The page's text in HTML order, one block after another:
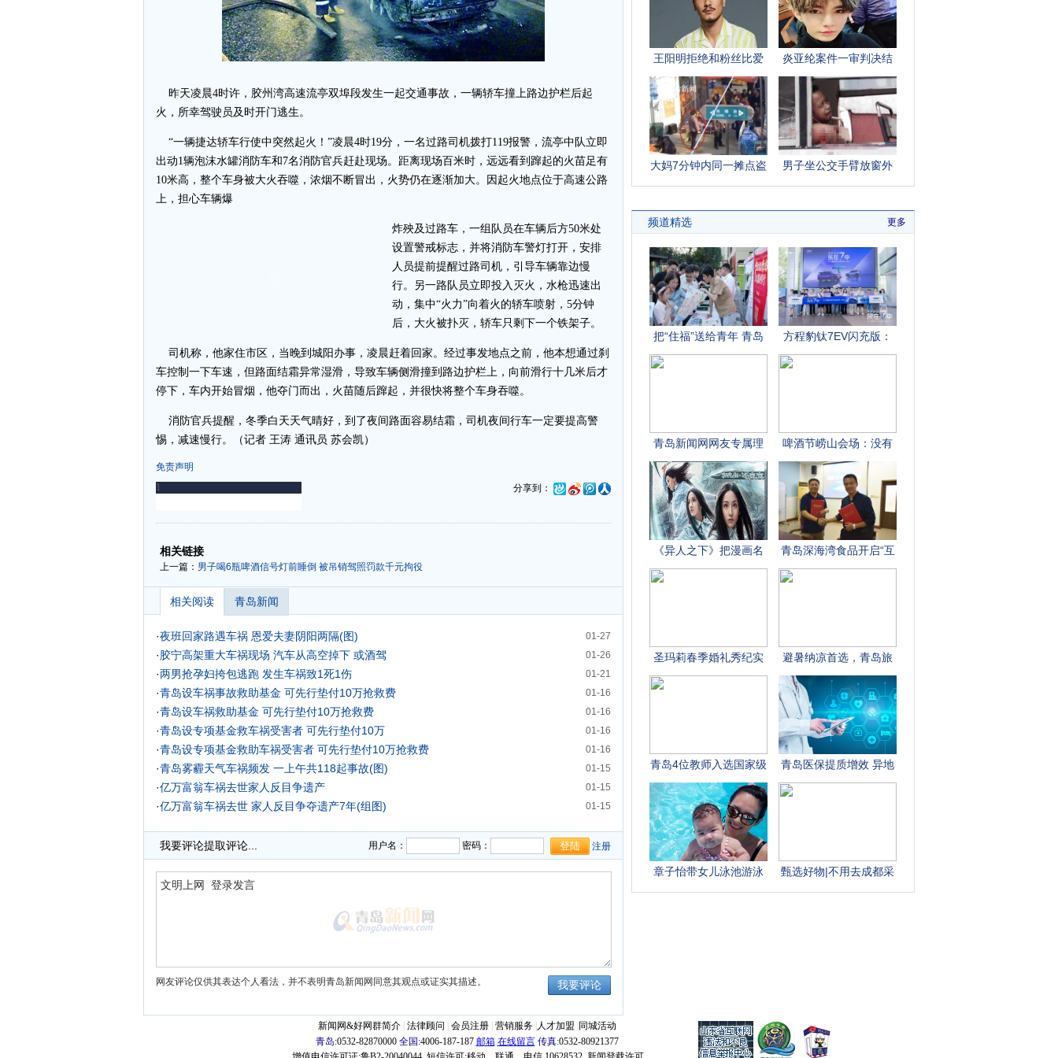
昨天凌晨4时许，胶州湾高速流亭双埠段发生一起交通事故，一辆轿车撞上路边护栏后起
火，所幸驾驶员及时开门逃生。
“一辆捷达轿车行使中突然起火！”凌晨4时19分，一名过路司机拨打119报警，流亭中队立即
出动1辆泡沫水罐消防车和7名消防官兵赶赴现场。距离现场百米时，远远看到蹿起的火苗足有
10米高，整个车身被大火吞噬，浓烟不断冒出，火势仍在逐渐加大。因起火地点位于高速公路
上，担心车辆爆
炸殃及过路车，一组队员在车辆后方50米处
设置警戒标志，并将消防车警灯打开，安排
人员提前提醒过路司机，引导车辆靠边慢
行。另一路队员立即投入灭火，水枪迅速出
动，集中“火力”向着火的轿车喷射，5分钟
后，大火被扑灭，轿车只剩下一个铁架子。
司机称，他家住市区，当晚到城阳办事，凌晨赶着回家。经过事发地点之前，他本想通过刹
车控制一下车速，但路面结霜异常湿滑，导致车辆侧滑撞到路边护栏上，向前滑行十几米后才
停下，车内开始冒烟，他夺门而出，火苗随后蹿起，并很快将整个车身吞噬。
消防官兵提醒，冬季白天天气晴好，到了夜间路面容易结霜，司机夜间行车一定要提高警
惕，减速慢行。（记者 王涛 通讯员 苏会凯）
免责声明
分享到：
-
相关链接
上一篇： 男子喝6瓶啤酒信号灯前睡倒 被吊销驾照罚款千元拘役
相关阅读 青岛新闻
01-27
·夜班回家路遇车祸 恩爱夫妻阴阳两隔(图)
01-26
·胶宁高架重大车祸现场 汽车从高空掉下 或酒驾
01-21
·两男抢孕妇挎包逃跑 发生车祸致1死1伤
01-16
·青岛设车祸事故救助基金 可先行垫付10万抢救费
01-16
·青岛设车祸救助基金 可先行垫付10万抢救费
01-16
·青岛设专项基金救车祸受害者 可先行垫付10万
01-16
·青岛设专项基金救助车祸受害者 可先行垫付10万抢救费
01-15
·青岛雾霾天气车祸频发 一上午共118起事故(图)
01-15
·亿万富翁车祸去世家人反目争遗产
01-15
·亿万富翁车祸去世 家人反目争夺遗产7年(组图)
我要评论提取评论... 用户名： 密码： 注册
网友评论仅供其表达个人看法，并不表明青岛新闻网同意其观点或证实其描述。